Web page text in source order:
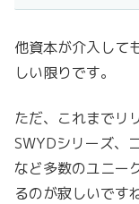
他資本が介入して
しい限りです。
ただ、これまでリ
SWYDシリーズ、
など多数のユニー
るのが寂しいです